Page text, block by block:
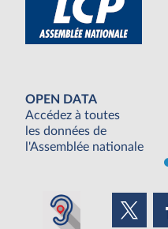
OPEN DATA
Accédez à toutes
les données de
l'Assemblée nationale